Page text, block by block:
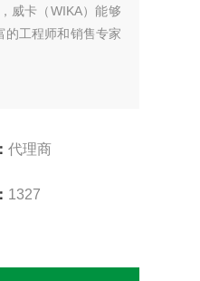
威卡（WIKA）能够
的工程师和销售专家
代理商
1327